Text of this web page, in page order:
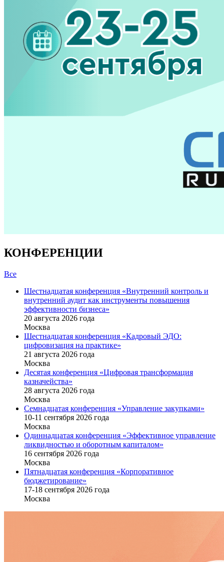
КОНФЕРЕНЦИИ
Все
Шестнадцатая конференция «Внутренний контроль и
внутренний аудит как инструменты повышения
эффективности бизнеса»
20 августа 2026 года
Москва
Шестнадцатая конференция «Кадровый ЭДО:
цифровизация на практике»
21 августа 2026 года
Москва
Десятая конференция «Цифровая трансформация
казначейства»
28 августа 2026 года
Москва
Семнадцатая конференция «Управление закупками»
10-11 сентября 2026 года
Москва
Одиннадцатая конференция «Эффективное управление
ликвидностью и оборотным капиталом»
16 cентября 2026 года
Москва
Пятнадцатая конференция «Корпоративное
бюджетирование»
17-18 сентября 2026 года
Москва